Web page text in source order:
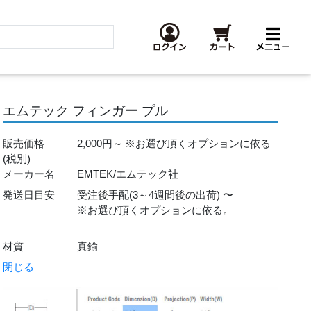
エムテック フィンガー プル
販売価格
(税別)
2,000円～ ※お選び頂くオプションに依る
メーカー名
EMTEK/エムテック社
発送日目安
受注後手配(3～4週間後の出荷) 〜
※お選び頂くオプションに依る。
材質
真鍮
閉じる